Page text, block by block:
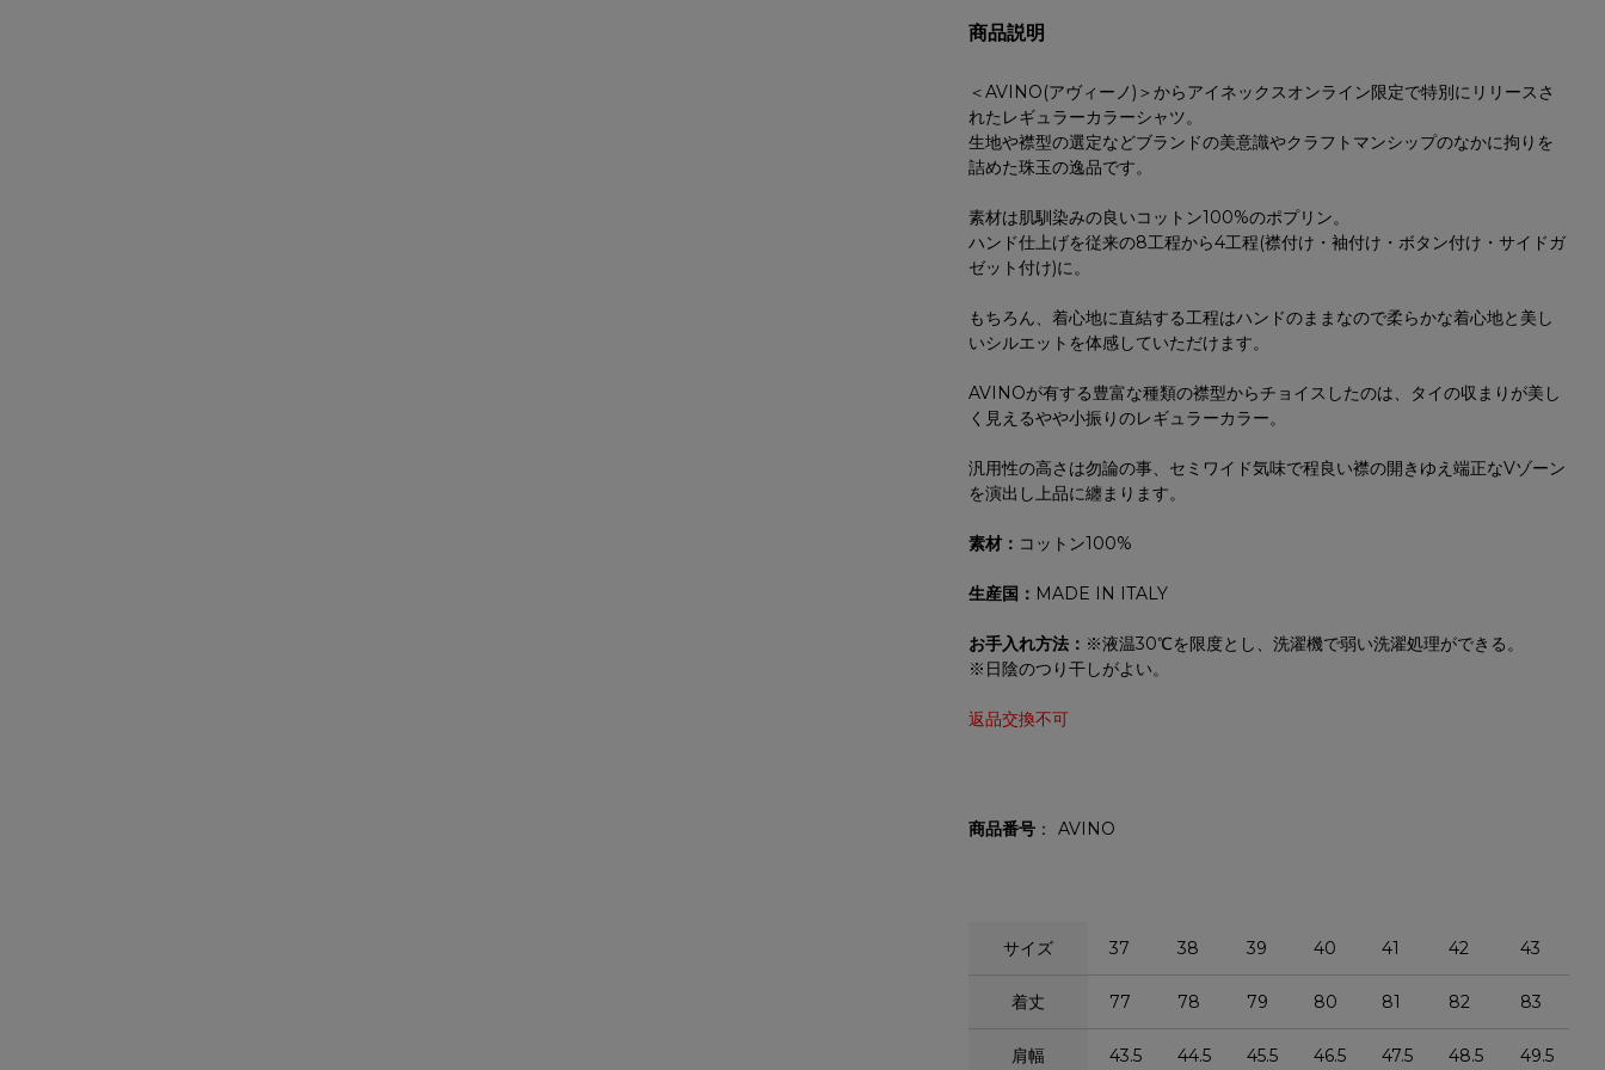
商品説明
＜AVINO(アヴィーノ)＞からアイネックスオンライン限定で特別にリリースさ
れたレギュラーカラーシャツ。
生地や襟型の選定などブランドの美意識やクラフトマンシップのなかに拘りを
詰めた珠玉の逸品です。
素材は肌馴染みの良いコットン100%のポプリン。
ハンド仕上げを従来の8工程から4工程(襟付け・袖付け・ボタン付け・サイドガ
ゼット付け)に。
もちろん、着心地に直結する工程はハンドのままなので柔らかな着心地と美し
いシルエットを体感していただけます。
AVINOが有する豊富な種類の襟型からチョイスしたのは、タイの収まりが美し
く見えるやや小振りのレギュラーカラー。
汎用性の高さは勿論の事、セミワイド気味で程良い襟の開きゆえ端正なVゾーン
を演出し上品に纏まります。
素材： コットン100%
生産国： MADE IN ITALY
お手入れ方法： ※液温30℃を限度とし、洗濯機で弱い洗濯処理ができる。
※日陰のつり干しがよい。
返品交換不可
商品番号 AVINO
サイズ 37 38 39 40 41 42 43
着丈 77 78 79 80 81 82 83
肩幅 43.5 44.5 45.5 46.5 47.5 48.5 49.5